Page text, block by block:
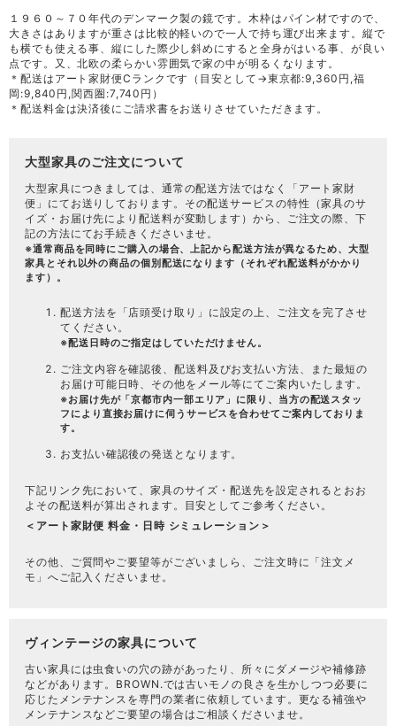
１９６０～７０年代のデンマーク製の鏡です。木枠はパイン材ですので、
大きさはありますが重さは比較的軽いので一人で持ち運び出来ます。縦で
も横でも使える事、縦にした際少し斜めにすると全身がはいる事、が良い
点です。又、北欧の柔らかい雰囲気で家の中が明るくなります。
＊配送はアート家財便Cランクです（目安として→東京都:9,360円,福
岡:9,840円,関西圏:7,740円）
＊配送料金は決済後にご請求書をお送りさせていただきます。
大型家具のご注文について
大型家具につきましては、通常の配送方法ではなく「 アート家財
便 」にてお送りしております。その配送サービスの特性（家具のサ
イズ・お届け先により配送料が変動します）から、ご注文の際、下
記の方法にてお手続きくださいませ。
※通常商品を同時にご購入の場合、上記から配送方法が異なるため、大型
家具とそれ以外の商品の個別配送になります（それぞれ配送料がかかり
ます）。
配送方法を「店頭受け取り」に設定の上、ご注文を完了させ
てください。
※配送日時のご指定はしていただけません。
ご注文内容を確認後、配送料及びお支払い方法、また最短の
お届け可能日時、その他をメール等にてご案内いたします。
※お届け先が「京都市内一部エリア」に限り、当方の配送スタッ
フにより直接お届けに伺うサービスを合わせてご案内しておりま
す。
お支払い確認後の発送となります。
下記リンク先において、家具のサイズ・配送先を設定されるとおお
よその配送料が算出されます。目安としてご参考ください。
＜アート家財便 料金・日時 シミュレーション＞
その他、ご質問やご要望等がございましら、ご注文時に「注文メ
モ」へご記入くださいませ。
ヴィンテージの家具について
古い家具には虫食いの穴の跡があったり、所々にダメージや補修跡
などがあります。BROWN.では古いモノの良さを生かしつつ必要に
応じたメンテナンスを専門の業者に依頼しています。更なる補強や
メンテナンスなどご要望の場合はご相談くださいませ。